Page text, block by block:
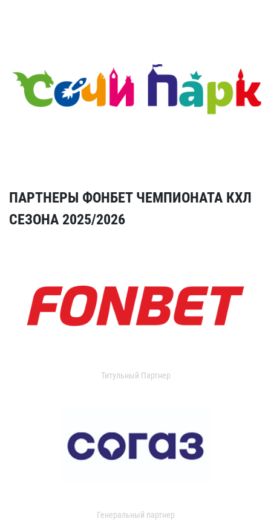
ПАРТНЕРЫ ФОНБЕТ ЧЕМПИОНАТА КХЛ
СЕЗОНА 2025/2026
Титульный Партнер
Генеральный партнер